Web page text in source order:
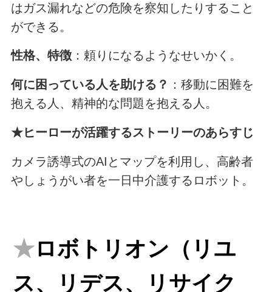
はガス漏れなどの危険を察知したりすること
ができる。
性格、特徴：頼りになるようなせいかく。
何に困っている人を助ける？ ：移動に困難を
抱える人、精神的な問題を抱える人。
★ヒーローが活躍するストーリーのあらすじ
カメラ誘導式のAIとマップを利用し、高齢者
やしょうがい者を一日中介護するロボット。
★ロボトリオン（リユ
ス、リデス、リサイク